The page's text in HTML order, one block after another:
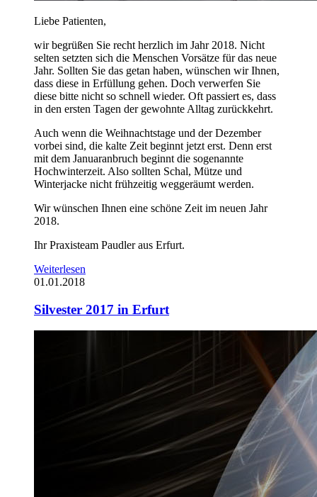
Liebe Patienten,
wir begrüßen Sie recht herzlich im Jahr 2018. Nicht
selten setzten sich die Menschen Vorsätze für das neue
Jahr. Sollten Sie das getan haben, wünschen wir Ihnen,
dass diese in Erfüllung gehen. Doch verwerfen Sie
diese bitte nicht so schnell wieder. Oft passiert es, dass
in den ersten Tagen der gewohnte Alltag zurückkehrt.
Auch wenn die Weihnachtstage und der Dezember
vorbei sind, die kalte Zeit beginnt jetzt erst. Denn erst
mit dem Januaranbruch beginnt die sogenannte
Hochwinterzeit. Also sollten Schal, Mütze und
Winterjacke nicht frühzeitig weggeräumt werden.
Wir wünschen Ihnen eine schöne Zeit im neuen Jahr
2018.
Ihr Praxisteam Paudler aus Erfurt.
Weiterlesen
01.01.2018
Silvester 2017 in Erfurt